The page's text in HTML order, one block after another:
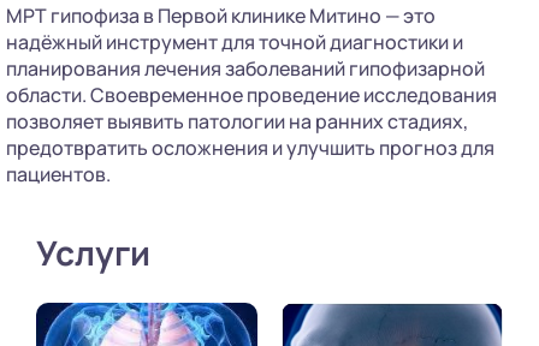
МРТ гипофиза в Первой клинике Митино — это
надёжный инструмент для точной диагностики и
планирования лечения заболеваний гипофизарной
области. Своевременное проведение исследования
позволяет выявить патологии на ранних стадиях,
предотвратить осложнения и улучшить прогноз для
пациентов.
Услуги